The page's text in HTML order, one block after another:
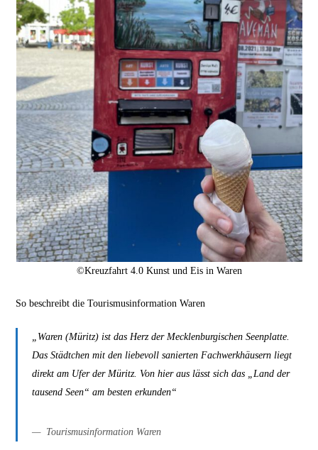
©Kreuzfahrt 4.0 Kunst und Eis in Waren
So beschreibt die Tourismusinformation Waren
„Waren (Müritz) ist das Herz der Mecklenburgischen Seenplatte.
Das Städtchen mit den liebevoll sanierten Fachwerkhäusern liegt
direkt am Ufer der Müritz. Von hier aus lässt sich das „Land der
tausend Seen“ am besten erkunden“
Tourismusinformation Waren